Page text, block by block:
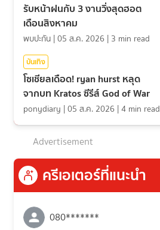
รับหน้าฝนกับ 3 งานวิ่งสุดฮอต
เดือนสิงหาคม
พบปะกัน |05 ส.ค. 2026 | 3 min read
บันเทิง
โซเชียลเดือด! ryan hurst หลุด
จากบท Kratos ซีรีส์ God of War
ponydiary |05 ส.ค. 2026 |4 min read
Advertisement
ครีเอเตอร์ที่แนะนำ
080*******